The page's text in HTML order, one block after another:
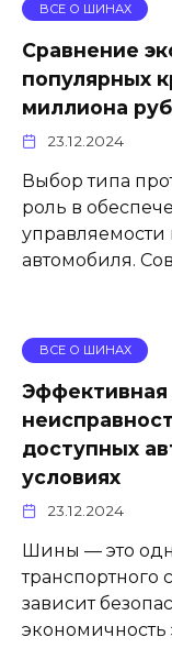
ВСЕ О ШИНАХ
Сравнение
популярных
миллиона
23.12.2024
Выбор типа
роль в
автомобиля.
ВСЕ О ШИНАХ
Эффективная
доступных
условиях
23.12.2024
Шины — это
транспортного
зависит
экономичность